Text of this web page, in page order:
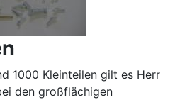
1000 Kleinteilen gilt es Herr
den großflächigen